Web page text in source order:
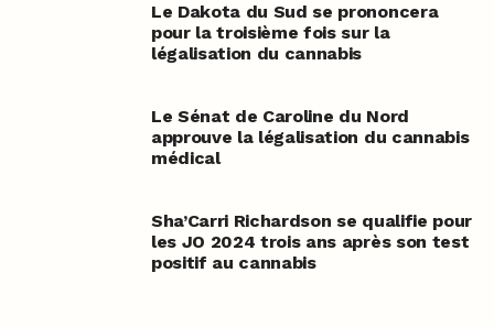
Le Dakota du Sud se prononcera
pour la troisième fois sur la
légalisation du cannabis
Le Sénat de Caroline du Nord
approuve la légalisation du cannabis
médical
Sha’Carri Richardson se qualifie pour
les JO 2024 trois ans après son test
positif au cannabis